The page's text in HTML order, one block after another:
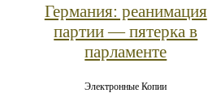
Германия: реанимация
партии — пятерка в
парламенте
Электронные Копии